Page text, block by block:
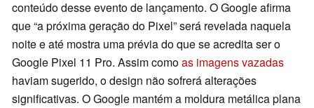
conteúdo desse evento de lançamento. O Google afirma
que “a próxima geração do Pixel” será revelada naquela
noite e até mostra uma prévia do que se acredita ser o
Google Pixel 11 Pro. Assim comoas imagens vazadas
haviam sugerido, o design não sofrerá alterações
significativas. O Google mantém a moldura metálica plana